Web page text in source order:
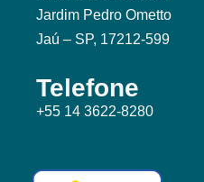
Jardim Pedro Ometto
Jaú – SP, 17212-599
Telefone
+55 14 3622-8280